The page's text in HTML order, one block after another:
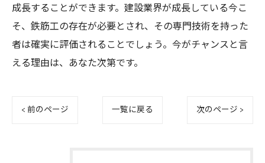
成長することができます。建設業界が成長している今こ
そ、鉄筋工の存在が必要とされ、その専門技術を持った
者は確実に評価されることでしょう。今がチャンスと言
える理由は、あなた次第です。
< 前のページ 一覧に戻る 次のページ >